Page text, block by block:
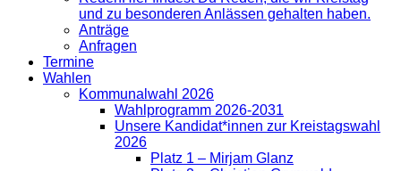
und zu besonderen Anlässen gehalten haben.
Anträge
Anfragen
Termine
Wahlen
Kommunalwahl 2026
Wahlprogramm 2026-2031
Unsere Kandidat*innen zur Kreistagswahl
2026
Platz 1 – Mirjam Glanz